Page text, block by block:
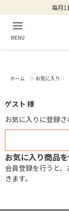
毎月1
MENU
ホーム ＞ お気に入り
ゲスト 様
お気に入りに登録さ
お気に入り商品
会員登録を行うと
きます。